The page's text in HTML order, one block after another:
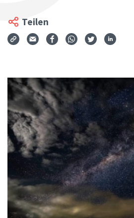
Teilen
Via Mail teilen
Auf Facebook teilen
Auf WhatsApp
Auf Auf